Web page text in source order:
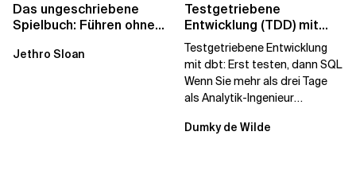
Das ungeschriebene
Spielbuch: Führen ohne
Jethro Sloan
Testgetriebene
Entwicklung (TDD) mit
dbt: Erst testen, dann
SQL
Testgetriebene Entwicklung
mit dbt: Erst testen, dann SQL
Wenn Sie mehr als drei Tage
als Analytik-Ingenieur
Dumky de Wilde